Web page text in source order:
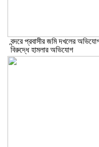
বন্দরে প্রবাসীর জমি দখলের
বিরুদ্ধে হামলার অভিযোগ